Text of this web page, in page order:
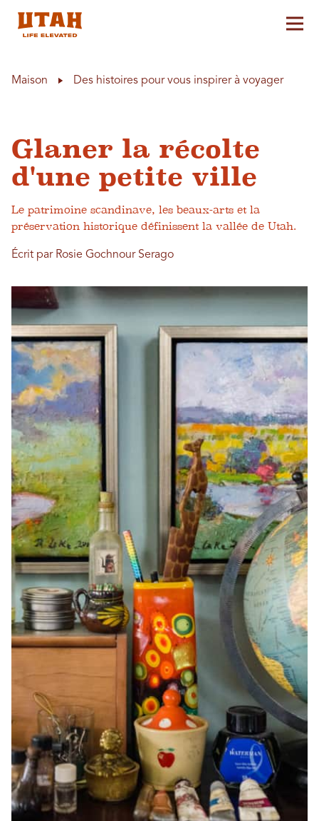
Maison Des histoires pour vous inspirer à voyager
Glaner la récolte
d'une petite ville
Le patrimoine scandinave, les beaux-arts et la
préservation historique définissent la vallée de Utah.
Écrit par Rosie Gochnour Serago